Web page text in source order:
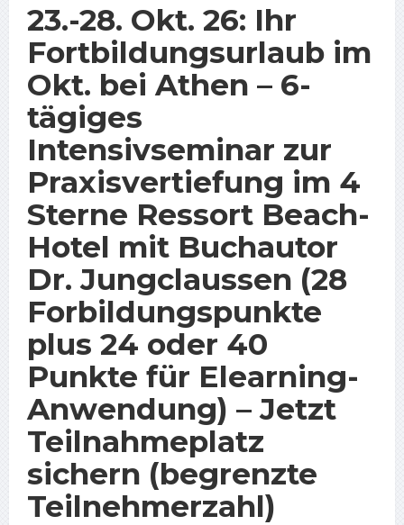
23.-28. Okt. 26: Ihr
Fortbildungsurlaub im
Okt. bei Athen – 6-
tägiges
Intensivseminar zur
Praxisvertiefung im 4
Sterne Ressort Beach-
Hotel mit Buchautor
Dr. Jungclaussen (28
Forbildungspunkte
plus 24 oder 40
Punkte für Elearning-
Anwendung) – Jetzt
Teilnahmeplatz
sichern (begrenzte
Teilnehmerzahl)